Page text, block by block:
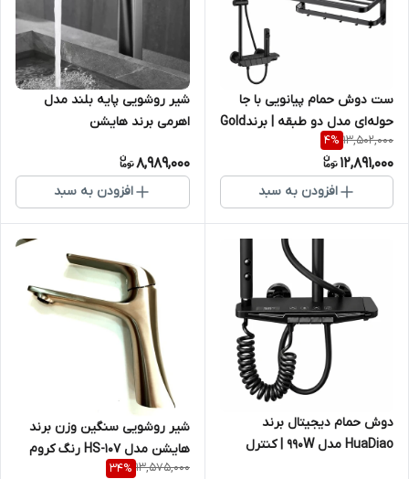
ست دوش حمام پیانویی با جا
حوله‌ای مدل دو طبقه | برندGold
Pack ( پکیج طلایی )
13,502,000
4%
12,891,000
افزودن به سبد
شیر روشویی پایه بلند مدل
اهرمی برند هایشن
8,989,000
افزودن به سبد
دوش حمام دیجیتال برند
HuaDiao مدل 990W | کنترل
شیر روشویی سنگین وزن برند
هایشن مدل HS-107 رنگ کروم
13,575,000
34%